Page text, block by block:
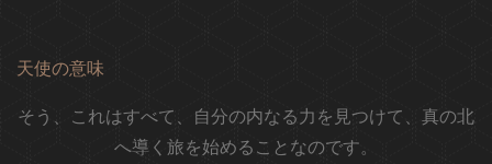
天使の意味
そう、これはすべて、自分の内なる力を見つけて、真の北
へ導く旅を始めることなのです。